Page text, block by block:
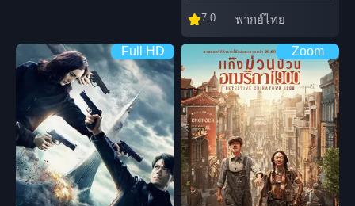
7.0 พากย์ไทย
Full HD Zoom